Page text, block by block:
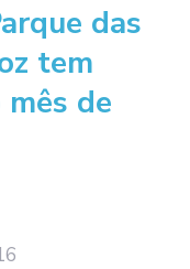
das
tem
de